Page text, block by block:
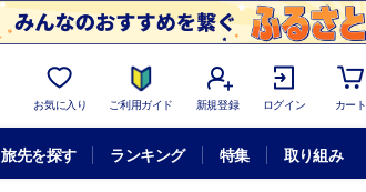
お気に入り ご利用ガイド 新規登録 ログイン カート
旅先を探す ランキング 特集 取り組み